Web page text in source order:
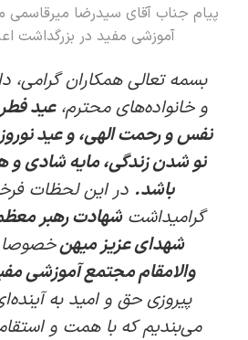
پیام جناب آقای سیدرضا
آموزشی مفید در بزرگداشت
بسمه تعالی همکاران گرامی،
و خانواده‌های محترم، عید
نفس و رحمت الهی، و عید
نو شدن زندگی، مایه شادی
باشد. در این لحظات
گرامیداشتشهادت رهبر
شهدای عزیز میهن
والامقام مجتمع آموزشی‌
پیروزی حق و امید به
می‌بندیم که با همت و